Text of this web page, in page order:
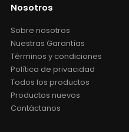
Nosotros
Sobre nosotros
Nuestras Garantías
Términos y condiciones
Política de privacidad
Todos los productos
Productos nuevos
Contáctanos